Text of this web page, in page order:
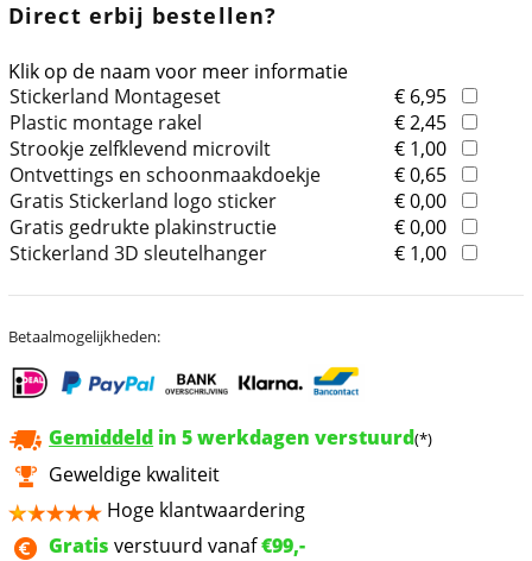
Direct erbij bestellen?
Klik op de naam voor meer informatie
Stickerland Montageset
€ 6,95
Plastic montage rakel
€ 2,45
Strookje zelfklevend microvilt
€ 1,00
Ontvettings en schoonmaakdoekje
€ 0,65
Gratis Stickerland logo sticker
€ 0,00
Gratis gedrukte plakinstructie
€ 0,00
Stickerland 3D sleutelhanger
€ 1,00
Betaalmogelijkheden:
Gemiddeld in 5 werkdagen verstuurd(*)
Geweldige kwaliteit
Hoge klantwaardering
Gratis verstuurd vanaf€99,-